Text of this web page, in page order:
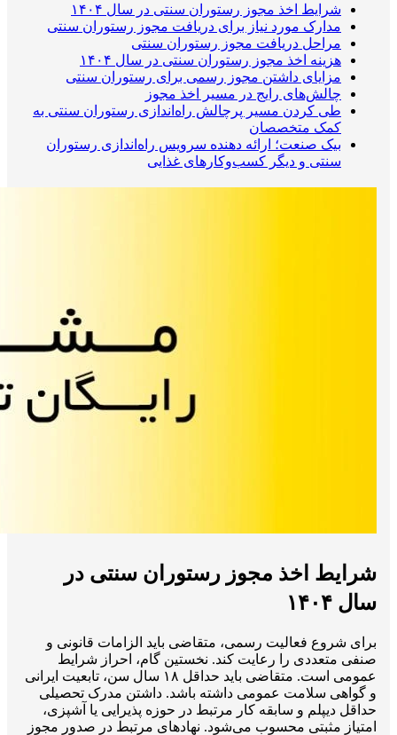
شرایط اخذ مجوز رستوران سنتی در سال ۱۴۰۴
مدارک مورد نیاز برای دریافت مجوز رستوران سنتی
مراحل دریافت مجوز رستوران سنتی
هزینه اخذ مجوز رستوران سنتی در سال ۱۴۰۴
مزایای داشتن مجوز رسمی برای رستوران سنتی
چالش‌های رایج در مسیر اخذ مجوز
طی کردن مسیر پرچالش راه‌اندازی رستوران سنتی به
کمک متخصصان
بیک صنعت؛ ارائه دهنده سرویس راه‌اندازی رستوران
سنتی و دیگر کسب‌وکارهای غذایی
شرایط اخذ مجوز رستوران سنتی در
سال ۱۴۰۴
برای شروع فعالیت رسمی، متقاضی باید الزامات قانونی و
صنفی متعددی را رعایت کند. نخستین گام، احراز شرایط
عمومی است. متقاضی باید حداقل ۱۸ سال سن، تابعیت ایرانی
و گواهی سلامت عمومی داشته باشد. داشتن مدرک تحصیلی
حداقل دیپلم و سابقه کار مرتبط در حوزه پذیرایی یا آشپزی،
امتیاز مثبتی محسوب می‌شود. نهادهای مرتبط در صدور مجوز